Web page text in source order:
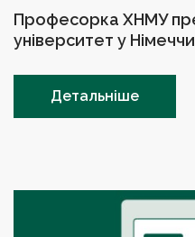
Професорка ХНМУ
університет у
Детальніше